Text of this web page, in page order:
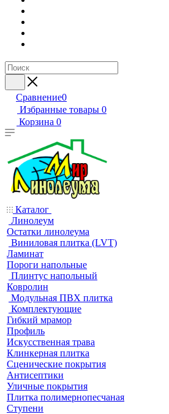
Сравнение0
Избранные товары 0
Корзина 0
Каталог
Линолеум
Остатки линолеума
Виниловая плитка (LVT)
Ламинат
Пороги напольные
Плинтус напольный
Ковролин
Модульная ПВХ плитка
Комплектующие
Гибкий мрамор
Профиль
Искусственная трава
Клинкерная плитка
Сценические покрытия
Антисептики
Уличные покрытия
Плитка полимернопесчаная
Ступени